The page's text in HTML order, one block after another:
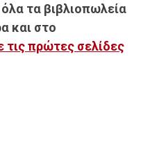
τα βιβλιοπωλεία
και στο
τις πρώτες σελίδες